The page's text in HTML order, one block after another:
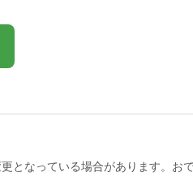
なっている場合があります。お